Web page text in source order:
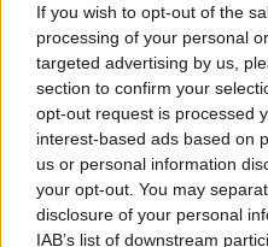
If you wish to opt-out of the
processing of your personal
targeted advertising by us,
section to confirm your
opt-out request is processed
interest-based ads based on
us or personal information
your opt-out. You may
disclosure of your personal
IAB’s list of downstream
Όπως σημειώνει ο
είχε χωρίσει με τον
πριν,και οι λόγοι
προσωπικότητά του.
προσκόμισε σειρά
στην εντολέα του ο
είναι έκδηλη η